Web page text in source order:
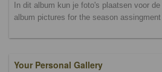
In dit album kun je foto's plaatsen voor
album pictures for the season
Your Personal Gallery